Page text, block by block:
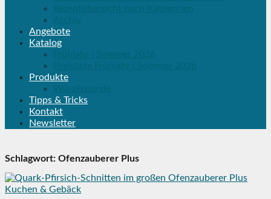
Angebote
Katalog
Produkte
Tipps & Tricks
Kontakt
Newsletter
Schlagwort: Ofenzauberer Plus
Kuchen & Gebäck